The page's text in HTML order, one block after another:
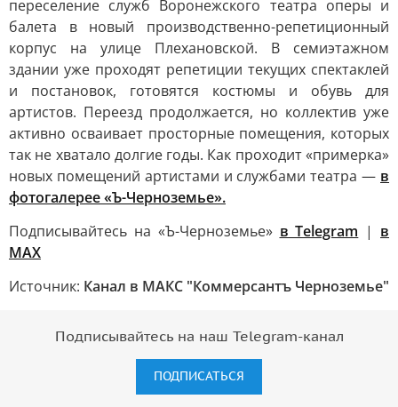
переселение служб Воронежского театра оперы и
балета в новый производственно-репетиционный
корпус на улице Плехановской. В семиэтажном
здании уже проходят репетиции текущих спектаклей
и постановок, готовятся костюмы и обувь для
артистов. Переезд продолжается, но коллектив уже
активно осваивает просторные помещения, которых
так не хватало долгие годы. Как проходит «примерка»
новых помещений артистами и службами театра — в
фотогалерее «Ъ-Черноземье».
Подписывайтесь на «Ъ-Черноземье» в Telegram | в
MAX
Источник: Канал в МАКС "Коммерсантъ Черноземье"
Подписывайтесь на наш Telegram-канал
ПОДПИСАТЬСЯ